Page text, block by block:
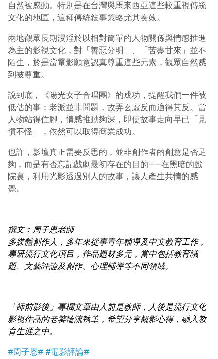
自然被感動。 特別是在台灣與馬來西亞這些較重視傳統
文化的地區，這種傳統敍事策略尤其奏效。
兩地觀眾長期浸淫於以相對簡單的人物關係與情感推進
為主的影視文化，對「善惡分明」、「苦盡甘來」並不
陌生，於是當電影願意認真尊重這些元素，觀眾自然感
到被尊重。
說到底，《陽光女子合唱團》的成功，提醒我們一件被
低估的事：老派並非問題，故弄玄虛反而適得其反。當
人物站得住腳，情感推動夠深，即使故事走向早已「見
慣不怪」，依然可以取得商業成功。
也許，影壇真正需要反思的，並非創作者的創意是否足
夠，而是有否忘記戲劇最初存在的目的——在黑暗的戲
院裏，利用光影透過別人的故事，讓人產生共情的感
覺。
撰文︰周子恩老師
多媒體創作人，多年來從事青年輔導及中文教育工作，
專研流行文化項目，作品題材多元，當中包括教育議
題、文藝評論及創作、心理輔導等不同領域。
「師前影後」專欄文章由人前是教師，人後是流行文化
影視作品的老饕輪流執筆，希望分享觀影心得，融入教
育生涯之中。
#周子恩# #電影評論#